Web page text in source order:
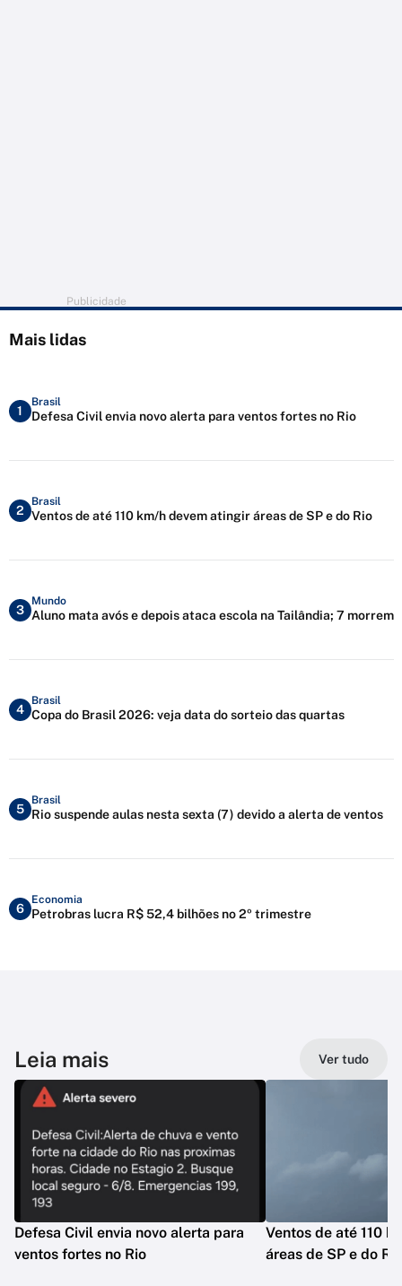
Publicidade
Mais lidas
1
Brasil
Defesa Civil envia novo alerta para ventos fortes no Rio
2
Brasil
Ventos de até 110 km/h devem atingir áreas de SP e do Rio
3
Mundo
Aluno mata avós e depois ataca escola na Tailândia; 7 morrem
4
Brasil
Copa do Brasil 2026: veja data do sorteio das quartas
5
Brasil
Rio suspende aulas nesta sexta (7) devido a alerta de ventos
6
Economia
Petrobras lucra R$ 52,4 bilhões no 2º trimestre
Leia mais Ver tudo
Defesa Civil envia novo alerta para
ventos fortes no Rio
Ventos de até 110
áreas de SP e do Rio